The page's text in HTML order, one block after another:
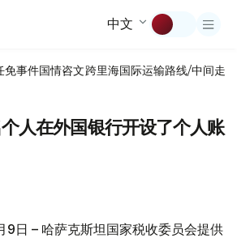
中文
免事件国情咨文跨里海国际运输路线/中间走廊
人在外国银行开设了个人账
9日 – 哈萨克斯坦国家税收委员会提供